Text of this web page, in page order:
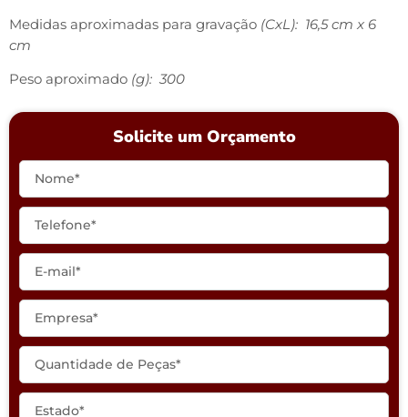
Medidas aproximadas para gravação (CxL): 16,5 cm x 6
cm
Peso aproximado (g): 300
Solicite um Orçamento